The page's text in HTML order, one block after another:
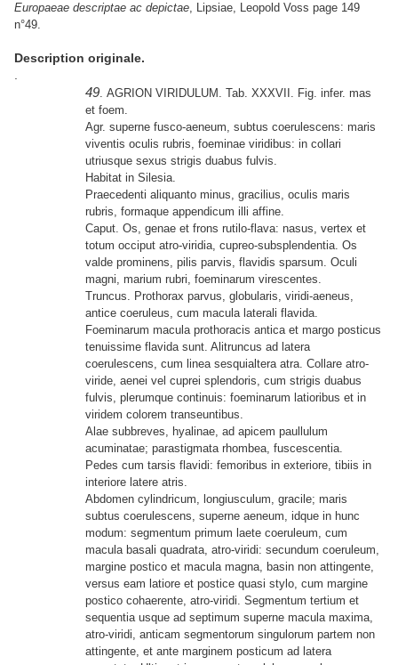
Europaeae descriptae ac depictae, Lipsiae, Leopold Voss page 149
n°49.
Description originale.
49. AGRION VIRIDULUM. Tab. XXXVII. Fig. infer. mas
et foem.
Agr. superne fusco-aeneum, subtus coerulescens: maris
viventis oculis rubris, foeminae viridibus: in collari
utriusque sexus strigis duabus fulvis.
Habitat in Silesia.
Praecedenti aliquanto minus, gracilius, oculis maris
rubris, formaque appendicum illi affine.
Caput. Os, genae et frons rutilo-flava: nasus, vertex et
totum occiput atro-viridia, cupreo-subsplendentia. Os
valde prominens, pilis parvis, flavidis sparsum. Oculi
magni, marium rubri, foeminarum virescentes.
Truncus. Prothorax parvus, globularis, viridi-aeneus,
antice coeruleus, cum macula laterali flavida.
Foeminarum macula prothoracis antica et margo posticus
tenuissime flavida sunt. Alitruncus ad latera
coerulescens, cum linea sesquialtera atra. Collare atro-
viride, aenei vel cuprei splendoris, cum strigis duabus
fulvis, plerumque continuis: foeminarum latioribus et in
viridem colorem transeuntibus.
Alae subbreves, hyalinae, ad apicem paullulum
acuminatae; parastigmata rhombea, fuscescentia.
Pedes cum tarsis flavidi: femoribus in exteriore, tibiis in
interiore latere atris.
Abdomen cylindricum, longiusculum, gracile; maris
subtus coerulescens, superne aeneum, idque in hunc
modum: segmentum primum laete coeruleum, cum
macula basali quadrata, atro-viridi: secundum coeruleum,
margine postico et macula magna, basin non attingente,
versus eam latiore et postice quasi stylo, cum margine
postico cohaerente, atro-viridi. Segmentum tertium et
sequentia usque ad septimum superne macula maxima,
atro-viridi, anticam segmentorum singulorum partem non
attingente, et ante marginem posticum ad latera